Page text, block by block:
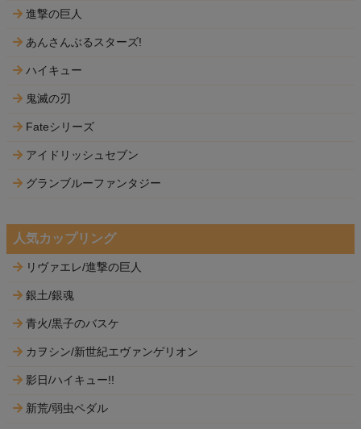
進撃の巨人
あんさんぶるスターズ!
ハイキュー
鬼滅の刃
Fateシリーズ
アイドリッシュセブン
グランブルーファンタジー
人気カップリング
リヴァエレ/進撃の巨人
銀土/銀魂
青火/黒子のバスケ
カヲシン/新世紀エヴァンゲリオン
影日/ハイキュー!!
新荒/弱虫ペダル